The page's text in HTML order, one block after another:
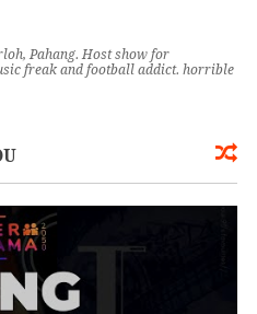
Pahang. Host show for
freak and football addict. horrible